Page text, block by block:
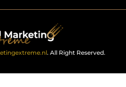
. All Right Reserved.